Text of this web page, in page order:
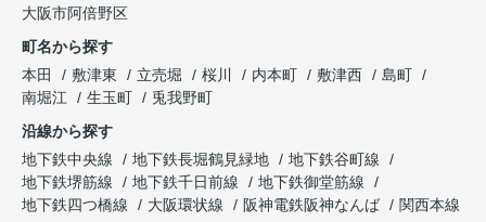
大阪市阿倍野区
町名から探す
本田
敷津東 立売堀 桜川 内本町 敷津西
島町
南堀江
生玉町
兎我野町
沿線から探す
地下鉄中央線
地下鉄長堀鶴見緑地
地下鉄谷町線
地下鉄堺筋線
地下鉄千日前線
地下鉄御堂筋線
地下鉄四つ橋線
大阪環状線 阪神電鉄阪神なんば
関西本線